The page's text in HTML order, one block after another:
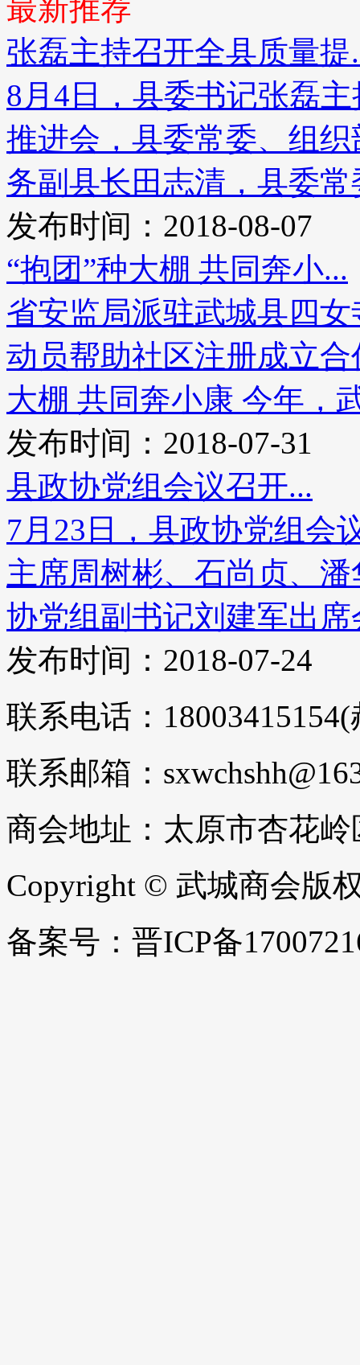
最新推荐
张磊主持召开全县质量提
8月4日，县委书记张磊
推进会，县委常委、组
务副县长田志清，县委常
发布时间：2018-08-07
“抱团”种大棚 共同奔小...
省安监局派驻武城县四
动员帮助社区注册成立
大棚 共同奔小康 今年，
发布时间：2018-07-31
县政协党组会议召开...
7月23日，县政协党组会
主席周树彬、石尚贞、
协党组副书记刘建军出席
发布时间：2018-07-24
联系电话：
联系邮箱：
商会地址：太原市杏花
Copyright © 武城商会版
备案号：晋ICP备